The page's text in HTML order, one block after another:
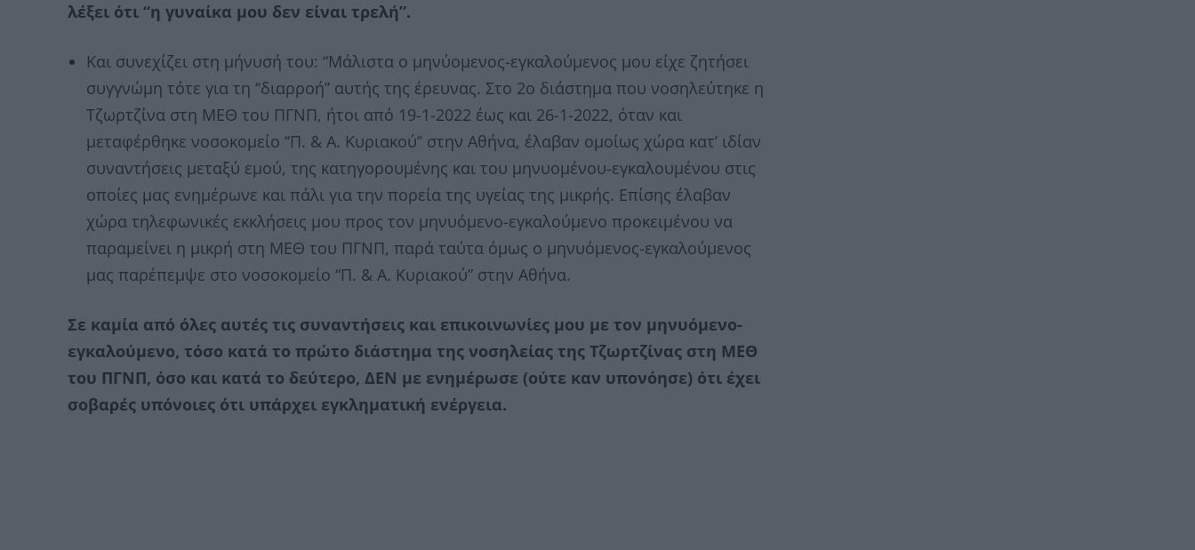
λέξει ότι “η γυναίκα μου δεν είναι τρελή”.
Και συνεχίζει στη μήνυσή του: “Μάλιστα ο μηνύομενος-εγκαλούμενος μου είχε ζητήσει
συγγνώμη τότε για τη ‘‘διαρροή’’ αυτής της έρευνας. Στο 2ο διάστημα που νοσηλεύτηκε η
Τζωρτζίνα στη ΜΕΘ του ΠΓΝΠ, ήτοι από 19-1-2022 έως και 26-1-2022, όταν και
μεταφέρθηκε νοσοκομείο ‘‘Π. & Α. Κυριακού’’ στην Αθήνα, έλαβαν ομοίως χώρα κατ’ ιδίαν
συναντήσεις μεταξύ εμού, της κατηγορουμένης και του μηνυομένου-εγκαλουμένου στις
οποίες μας ενημέρωνε και πάλι για την πορεία της υγείας της μικρής. Επίσης έλαβαν
χώρα τηλεφωνικές εκκλήσεις μου προς τον μηνυόμενο-εγκαλούμενο προκειμένου να
παραμείνει η μικρή στη ΜΕΘ του ΠΓΝΠ, παρά ταύτα όμως ο μηνυόμενος-εγκαλούμενος
μας παρέπεμψε στο νοσοκομείο “Π. & Α. Κυριακού” στην Αθήνα.
Σε καμία από όλες αυτές τις συναντήσεις και επικοινωνίες μου με τον μηνυόμενο-
εγκαλούμενο, τόσο κατά το πρώτο διάστημα της νοσηλείας της Τζωρτζίνας στη ΜΕΘ
του ΠΓΝΠ, όσο και κατά το δεύτερο, ΔΕΝ με ενημέρωσε (ούτε καν υπονόησε) ότι έχει
σοβαρές υπόνοιες ότι υπάρχει εγκληματική ενέργεια.